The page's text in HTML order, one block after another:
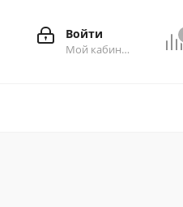
Войти
Мой кабинет